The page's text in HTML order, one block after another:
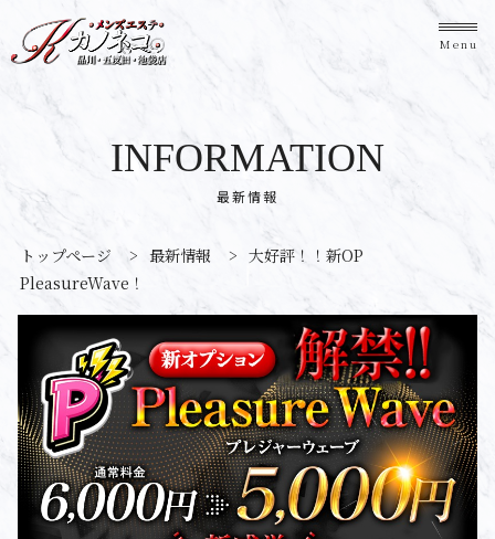
Menu
最新情報
INFORMATION
トップページ > 最新情報 > 大好評！！新OP
PleasureWave！